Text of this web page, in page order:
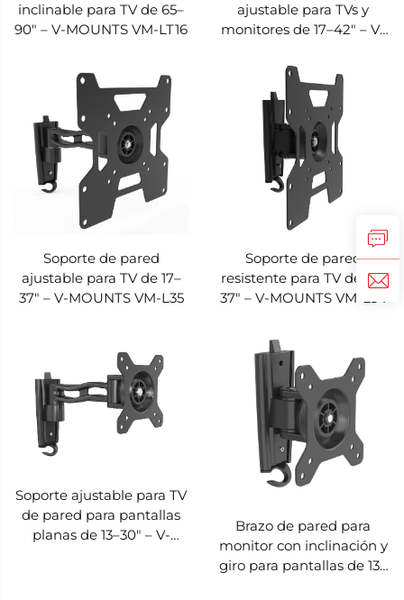
inclinable para TV de 65–
90" – V-MOUNTS VM-LT16
ajustable para TVs y
monitores de 17–42" – V-
Soporte de pared
ajustable para TV de 17–
37" – V-MOUNTS VM-L35
Soporte de pared
resistente para TV de 17–
37" – V-MOUNTS VM-L34
Soporte ajustable para TV
de pared para pantallas
planas de 13–30" – V-
Brazo de pared para
monitor con inclinación y
giro para pantallas de 13–